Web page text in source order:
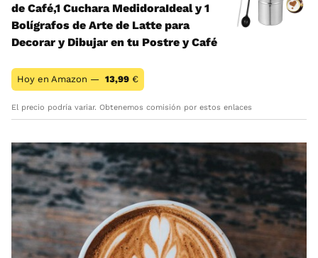
de Café,1 Cuchara MedidoraIdeal y 1
Bolígrafos de Arte de Latte para
Decorar y Dibujar en tu Postre y Café
Hoy en Amazon — 13,99 €
El precio podría variar. Obtenemos comisión por estos enlaces